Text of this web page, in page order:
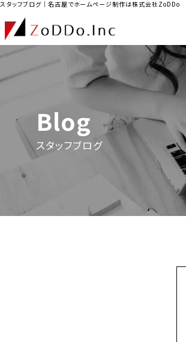
スタッフブログ｜名古屋でホームページ制作は株式会社ZoDDo
Blog
スタッフブログ